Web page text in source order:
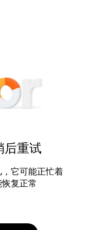
后重试
它可能正忙着
复正常